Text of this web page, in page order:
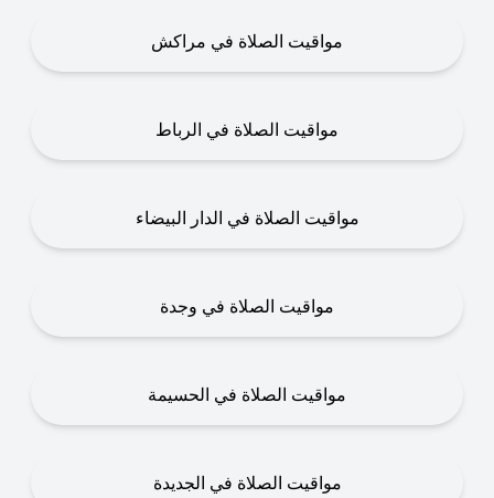
مواقيت الصلاة في مراكش
مواقيت الصلاة في الرباط
مواقيت الصلاة في الدار البيضاء
مواقيت الصلاة في وجدة
مواقيت الصلاة في الحسيمة
مواقيت الصلاة في الجديدة